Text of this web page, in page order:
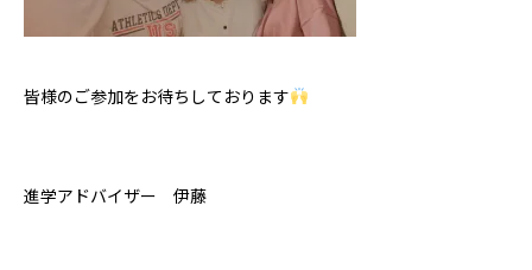
皆様のご参加をお待ちしております
進学アドバイザー 伊藤